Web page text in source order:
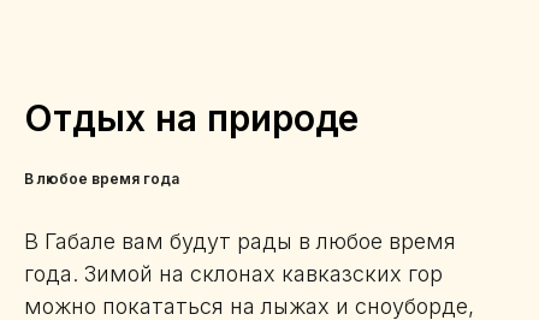
Отдых на природе
В любое время года
В Габале вам будут рады в любое время
года. Зимой на склонах кавказских гор
можно покататься на лыжах и сноуборде,